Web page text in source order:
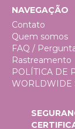
NAVEGAÇÃO
Contato
Quem somos
FAQ /
Rastreamento
POLÍTICA DE
WORLDWIDE